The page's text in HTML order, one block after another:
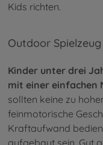
Kids richten.
Outdoor
Kinder unter drei
mit einer einfachen
sollten keine zu
feinmotorische
Kraftaufwand
aufgebaut sein. Gut